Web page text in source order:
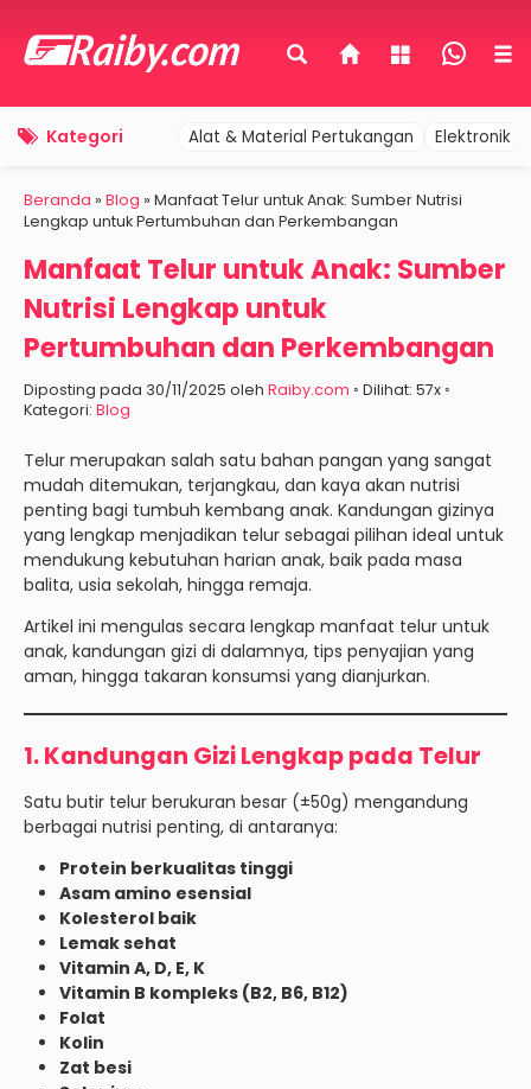
Kategori Alat & Material Pertukangan Elektronik
Beranda » Blog » Manfaat Telur untuk Anak: Sumber Nutrisi
Lengkap untuk Pertumbuhan dan Perkembangan
Manfaat Telur untuk Anak: Sumber
Nutrisi Lengkap untuk
Pertumbuhan dan Perkembangan
Diposting pada 30/11/2025 oleh Raiby.com ◦ Dilihat: 57x ◦
Kategori: Blog
Telur merupakan salah satu bahan pangan yang sangat
mudah ditemukan, terjangkau, dan kaya akan nutrisi
penting bagi tumbuh kembang anak. Kandungan gizinya
yang lengkap menjadikan telur sebagai pilihan ideal untuk
mendukung kebutuhan harian anak, baik pada masa
balita, usia sekolah, hingga remaja.
Artikel ini mengulas secara lengkap manfaat telur untuk
anak, kandungan gizi di dalamnya, tips penyajian yang
aman, hingga takaran konsumsi yang dianjurkan.
1. Kandungan Gizi Lengkap pada Telur
Satu butir telur berukuran besar (±50g) mengandung
berbagai nutrisi penting, di antaranya:
Protein berkualitas tinggi
Asam amino esensial
Kolesterol baik
Lemak sehat
Vitamin A, D, E, K
Vitamin B kompleks (B2, B6, B12)
Folat
Kolin
Zat besi